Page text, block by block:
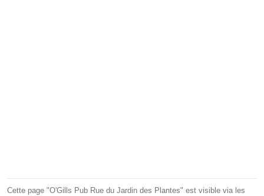
Cette page "O'Gills Pub Rue du Jardin des Plantes" est visible via les